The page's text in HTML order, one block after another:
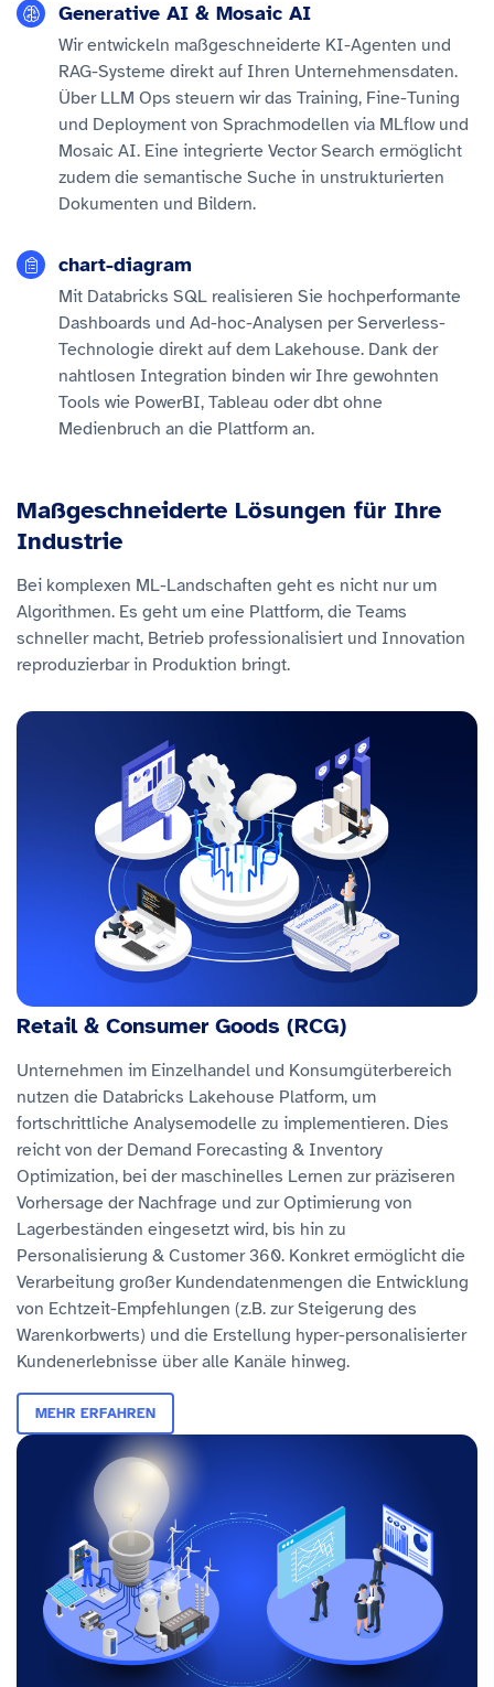
Generative AI & Mosaic AI
Wir entwickeln maßgeschneiderte KI-Agenten und
RAG-Systeme direkt auf Ihren Unternehmensdaten.
Über LLM Ops steuern wir das Training, Fine-Tuning
und Deployment von Sprachmodellen via MLflow und
Mosaic AI. Eine integrierte Vector Search ermöglicht
zudem die semantische Suche in unstrukturierten
Dokumenten und Bildern.
chart-diagram
Mit Databricks SQL realisieren Sie hochperformante
Dashboards und Ad-hoc-Analysen per Serverless-
Technologie direkt auf dem Lakehouse. Dank der
nahtlosen Integration binden wir Ihre gewohnten
Tools wie PowerBI, Tableau oder dbt ohne
Medienbruch an die Plattform an.
Maßgeschneiderte Lösungen für Ihre
Industrie
Bei komplexen ML-Landschaften geht es nicht nur um
Algorithmen. Es geht um eine Plattform, die Teams
schneller macht, Betrieb professionalisiert und Innovation
reproduzierbar in Produktion bringt.
Retail & Consumer Goods (RCG)
Unternehmen im Einzelhandel und Konsumgüterbereich
nutzen die Databricks Lakehouse Platform, um
fortschrittliche Analysemodelle zu implementieren. Dies
reicht von der Demand Forecasting & Inventory
Optimization, bei der maschinelles Lernen zur präziseren
Vorhersage der Nachfrage und zur Optimierung von
Lagerbeständen eingesetzt wird, bis hin zu
Personalisierung & Customer 360. Konkret ermöglicht die
Verarbeitung großer Kundendatenmengen die Entwicklung
von Echtzeit-Empfehlungen (z.B. zur Steigerung des
Warenkorbwerts) und die Erstellung hyper-personalisierter
Kundenerlebnisse über alle Kanäle hinweg.
MEHR ERFAHREN